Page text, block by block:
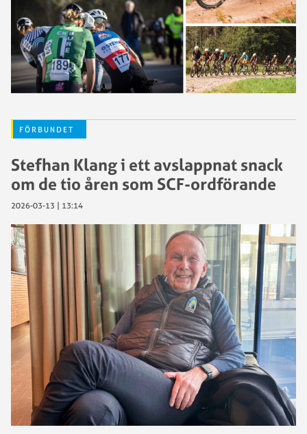
FÖRBUNDET
Stefhan Klang i ett avslappnat snack
om de tio åren som SCF-ordförande
2026-03-13 | 13:14